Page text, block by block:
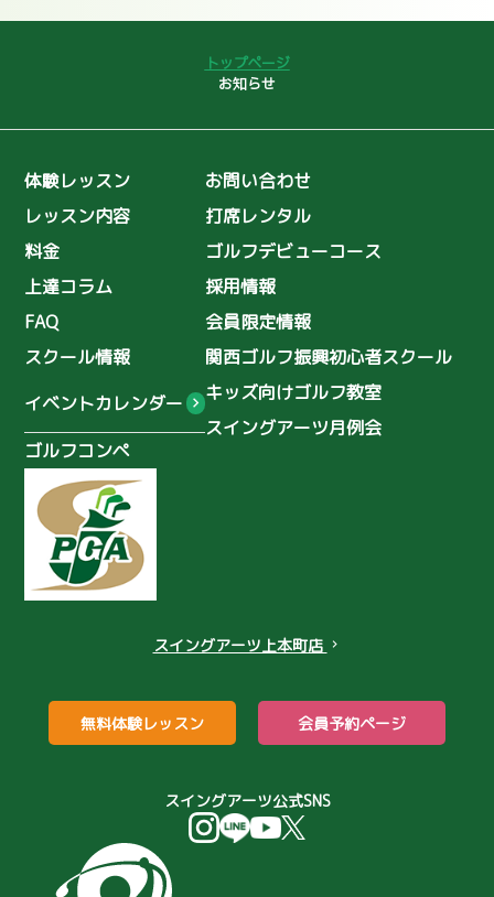
2025年11月
2025年10月
2025年9月
2025年8月
2025年7月
2025年6月
ゴルフコンペ
島野璃央
ユーティリティ
理念
ゴルフ普及
初心者スクール
ゴルフ復興協会
シングルへの道
ゴルフコーチ
関口美月
木ノ本星空
浦上真乙
鈴木海咲
田中 佑季
小井手音葉
ワンオンチャレンジ
ケア
ストレッチ
ゴルフマナー
コンペ
忘年会
パター
ゴルフバカ
打ちっぱなし場
伏尾ゴルフ倶楽部
月例会
バンカーのコツ
シミレーションゴルフ
トップページ
お知らせ
体験レッスン
レッスン内容
料金
上達コラム
FAQ
スクール情報
イベントカレンダー
ゴルフコンペ
お問い合わせ
打席レンタル
ゴルフデビューコース
採用情報
会員限定情報
関西ゴルフ振興初心者スクール
キッズ向けゴルフ教室
スイングアーツ月例会
スイングアーツ上本町店 chevron_right
無料体験レッスン 会員予約ページ
スイングアーツ公式SNS